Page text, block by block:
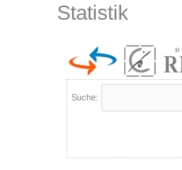
Statistik
Suche: